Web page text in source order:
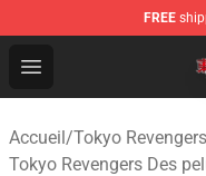
FREE
Open menu
Tokyo Revengers
Accueil/Tokyo
Tokyo Revengers Des